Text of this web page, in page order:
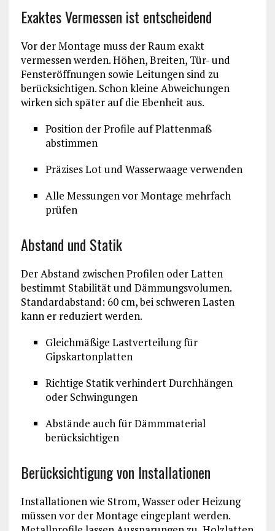
Exaktes Vermessen ist entscheidend
Vor der Montage muss der Raum exakt
vermessen werden. Höhen, Breiten, Tür- und
Fensteröffnungen sowie Leitungen sind zu
berücksichtigen. Schon kleine Abweichungen
wirken sich später auf die Ebenheit aus.
Position der Profile auf Plattenmaß
abstimmen
Präzises Lot und Wasserwaage verwenden
Alle Messungen vor Montage mehrfach
prüfen
Abstand und Statik
Der Abstand zwischen Profilen oder Latten
bestimmt Stabilität und Dämmungsvolumen.
Standardabstand: 60 cm, bei schweren Lasten
kann er reduziert werden.
Gleichmäßige Lastverteilung für
Gipskartonplatten
Richtige Statik verhindert Durchhängen
oder Schwingungen
Abstände auch für Dämmmaterial
berücksichtigen
Berücksichtigung von Installationen
Installationen wie Strom, Wasser oder Heizung
müssen vor der Montage eingeplant werden.